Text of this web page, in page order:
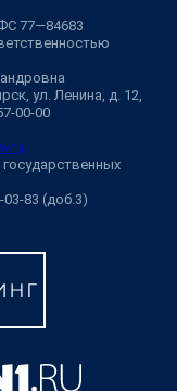
77—84683
ул. Ленина, д. 12,
00-00
03-83 (доб.3)